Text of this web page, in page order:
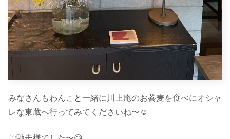
みなさんもわんこと一緒に川上庵のお蕎麦を食べにオシャ
レな東蔵へ行ってみてくださいね〜☺︎